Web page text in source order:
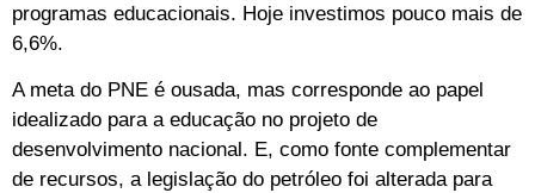
programas educacionais. Hoje investimos pouco mais de
6,6%.
A meta do PNE é ousada, mas corresponde ao papel
idealizado para a educação no projeto de
desenvolvimento nacional. E, como fonte complementar
de recursos, a legislação do petróleo foi alterada para